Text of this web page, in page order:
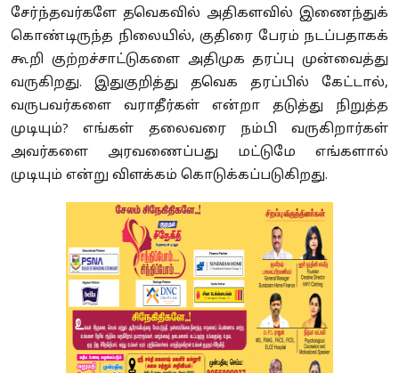
சேர்ந்தவர்களே தவெகவில் அதிகளவில் இணைந்துக்
கொண்டிருந்த நிலையில், குதிரை பேரம் நடப்பதாகக்
கூறி குற்றச்சாட்டுகளை அதிமுக தரப்பு முன்வைத்து
வருகிறது. இதுகுறித்து தவெக தரப்பில் கேட்டால்,
வருபவர்களை வராதீர்கள் என்றா தடுத்து நிறுத்த
முடியும்? எங்கள் தலைவரை நம்பி வருகிறார்கள்
அவர்களை அரவணைப்பது மட்டுமே எங்களால்
முடியும் என்று விளக்கம் கொடுக்கப்படுகிறது.